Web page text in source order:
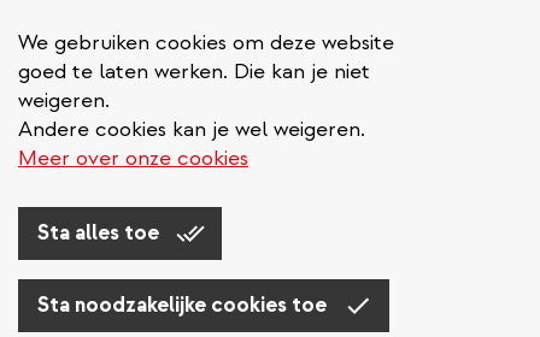
We gebruiken cookies om deze website
goed te laten werken. Die kan je niet
weigeren.
Andere cookies kan je wel weigeren.
Meer over onze cookies
Sta alles toe
Sta noodzakelijke cookies toe